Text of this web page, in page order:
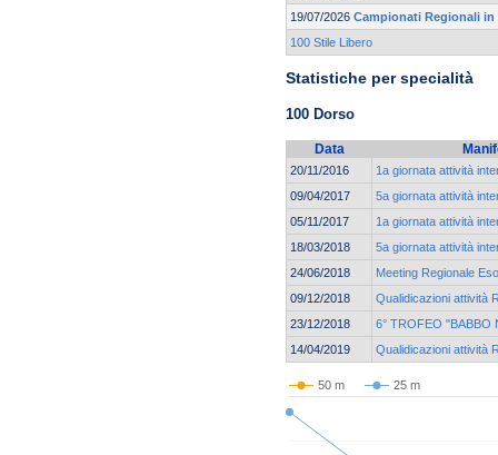
19/07/2026 Campionati Regionali in
100 Stile Libero
Statistiche per specialità
100 Dorso
Data
20/11/2016
1a giornata attività
09/04/2017
5a giornata attività
05/11/2017
1a giornata attività
18/03/2018
5a giornata attività
24/06/2018
Meeting Regionale
09/12/2018
Qualidicazioni attività
23/12/2018
6° TROFEO "BABBO
14/04/2019
Qualidicazioni attività
50 m 25 m